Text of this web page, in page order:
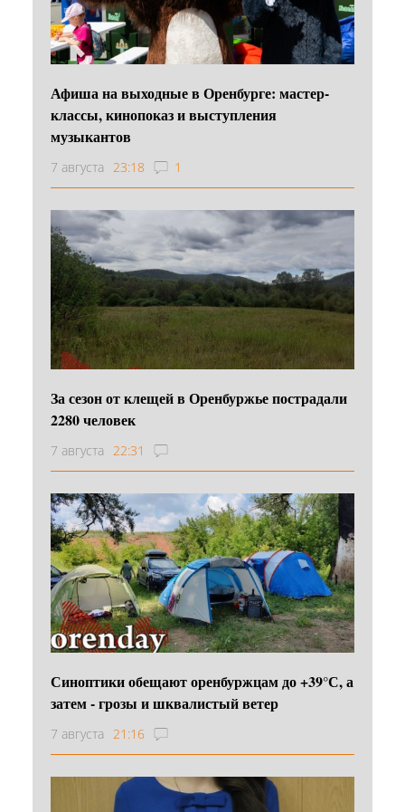
Афиша на выходные в Оренбурге: мастер-
классы, кинопоказ и выступления
музыкантов
7 августа 23:18 1
За сезон от клещей в Оренбуржье пострадали
2280 человек
7 августа 22:31
Синоптики обещают оренбуржцам до +39°С, а
затем - грозы и шквалистый ветер
7 августа 21:16